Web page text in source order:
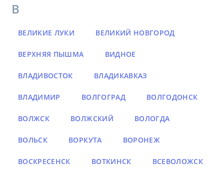
В
ВЕЛИКИЕ ЛУКИ ВЕЛИКИЙ НОВГОРОД
ВЕРХНЯЯ ПЫШМА ВИДНОЕ
ВЛАДИВОСТОК ВЛАДИКАВКАЗ
ВЛАДИМИР ВОЛГОГРАД ВОЛГОДОНСК
ВОЛЖСК ВОЛЖСКИЙ ВОЛОГДА
ВОЛЬСК ВОРКУТА ВОРОНЕЖ
ВОСКРЕСЕНСК ВОТКИНСК ВСЕВОЛОЖСК